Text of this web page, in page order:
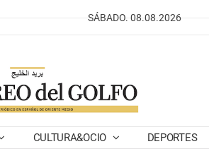
SÁBADO. 08.08.2026
CULTURA&OCIO DEPORTES